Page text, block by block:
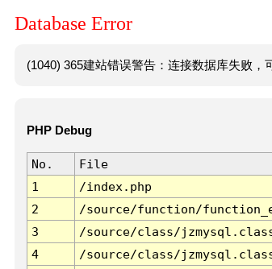
Database Error
(1040) 365建站错误警告：连接数据库失败，
PHP Debug
No. File
1
/index.php
2
/source/function/
3
/source/class/
4
/source/class/